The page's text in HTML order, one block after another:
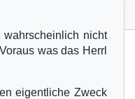
nicht
was das Herrl
eigentliche Zweck